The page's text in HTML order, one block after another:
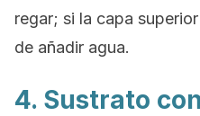
regar; si la capa
de añadir agua.
4. Sustrato